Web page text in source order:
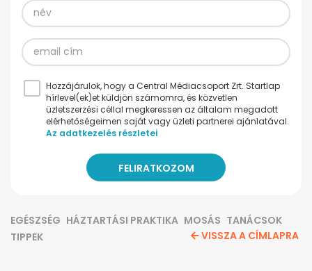
Hozzájárulok, hogy a Central Médiacsoport Zrt. Startlap
hírlevel(ek)et küldjön számomra, és közvetlen
üzletszerzési céllal megkeressen az általam megadott
elérhetőségeimen saját vagy üzleti partnerei ajánlatával.
Az adatkezelés részletei
EGÉSZSÉG HÁZTARTÁSI PRAKTIKA MOSÁS TANÁCSOK
TIPPEK
VISSZA A CÍMLAPRA